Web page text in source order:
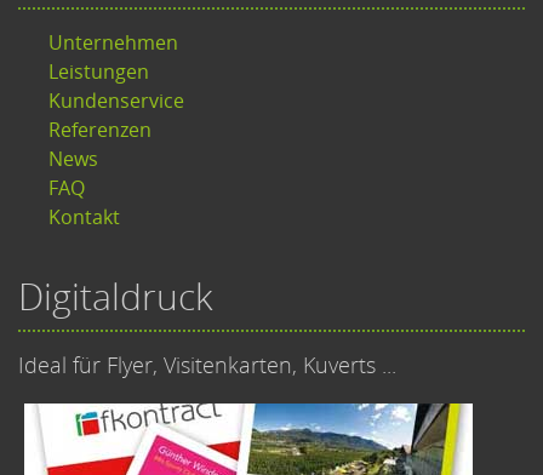
Unternehmen
Leistungen
Kundenservice
Referenzen
News
FAQ
Kontakt
Digitaldruck
Ideal für Flyer, Visitenkarten, Kuverts ...